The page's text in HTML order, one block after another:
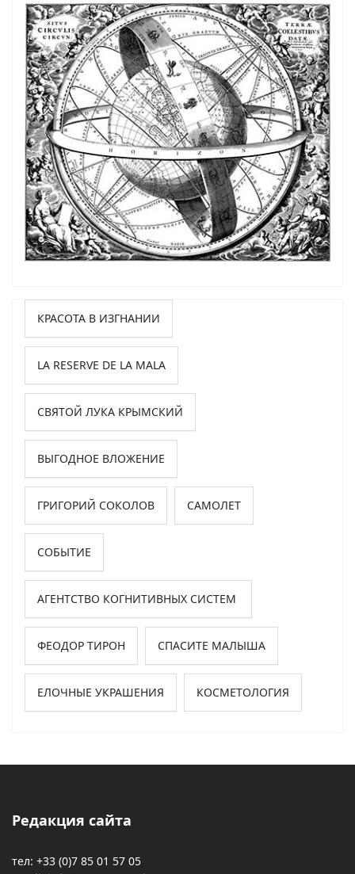
КРАСОТА В ИЗГНАНИИ
LA RESERVE DE LA MALA
СВЯТОЙ ЛУКА КРЫМСКИЙ
ВЫГОДНОЕ ВЛОЖЕНИЕ
ГРИГОРИЙ СОКОЛОВ САМОЛЕТ
СОБЫТИЕ
АГЕНТСТВО КОГНИТИВНЫХ СИСТЕМ
ФЕОДОР ТИРОН СПАСИТЕ МАЛЫША
ЕЛОЧНЫЕ УКРАШЕНИЯ КОСМЕТОЛОГИЯ
Редакция сайта
тел: +33 (0)7 85 01 57 05